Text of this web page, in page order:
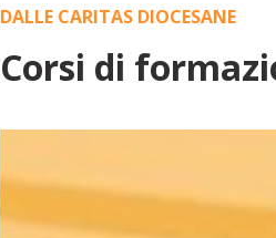
DALLE CARITAS DIOCESANE
Corsi di